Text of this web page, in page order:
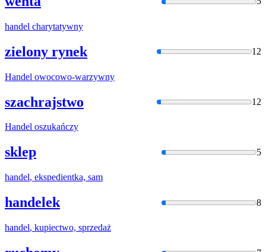
handel charytatywny
zielony rynek 12
Handel owocowo-warzywny
szachrajstwo 12
Handel oszukańczy
sklep 5
handel, ekspedientka, sam
handelek 8
handel, kupiectwo, sprzedaż